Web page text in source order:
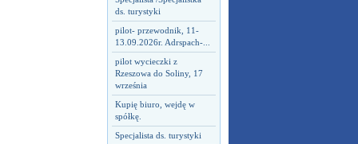
ds. turystyki
pilot- przewodnik, 11-
13.09.2026r. Adrspach-...
pilot wycieczki z
Rzeszowa do Soliny, 17
września
Kupię biuro, wejdę w
spółkę.
Specjalista ds. turystyki